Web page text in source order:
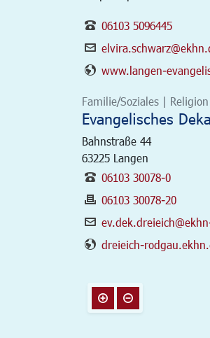
06103 5096445
www.langen-
Familie/Soziales | Religion
Evangelisches
Bahnstraße 44
63225 Langen
06103 30078-0
06103 30078-20
dreieich-